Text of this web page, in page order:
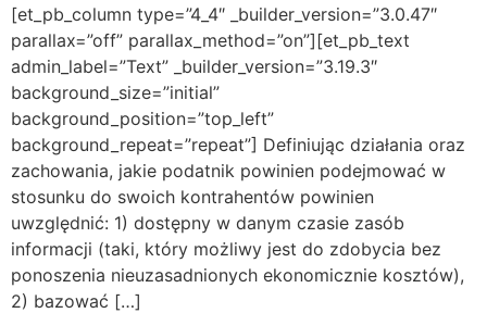
[et_pb_column type=”4_4″ _builder_version=”3.0.47″
parallax=”off” parallax_method=”on”][et_pb_text
admin_label=”Text” _builder_version=”3.19.3″
background_size=”initial”
background_position=”top_left”
background_repeat=”repeat”] Definiując działania oraz
zachowania, jakie podatnik powinien podejmować w
stosunku do swoich kontrahentów powinien
uwzględnić: 1) dostępny w danym czasie zasób
informacji (taki, który możliwy jest do zdobycia bez
ponoszenia nieuzasadnionych ekonomicznie kosztów),
2) bazować […]